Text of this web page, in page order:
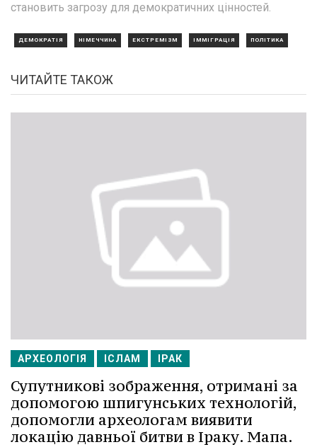
становить загрозу для демократичних цінностей.
ДЕМОКРАТІЯ НІМЕЧЧИНА ЕКСТРЕМІЗМ ІММІГРАЦІЯ ПОЛІТИКА
ЧИТАЙТЕ ТАКОЖ
АРХЕОЛОГІЯ ІСЛАМ ІРАК
Супутникові зображення, отримані за
допомогою шпигунських технологій,
допомогли археологам виявити
локацію давньої битви в Іраку. Мапа.